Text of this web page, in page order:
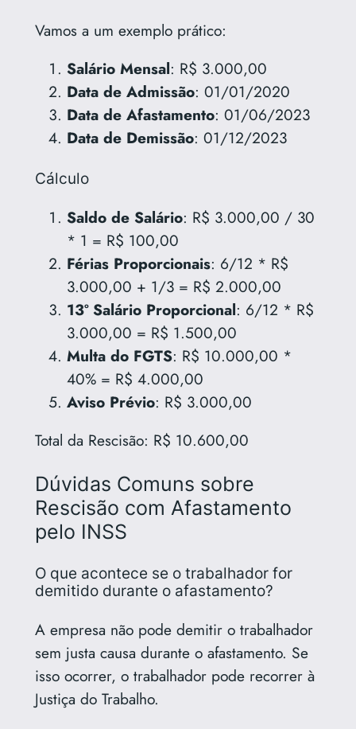
Vamos a um exemplo prático:
Salário Mensal: R$ 3.000,00
Data de Admissão: 01/01/2020
Data de Afastamento: 01/06/2023
Data de Demissão: 01/12/2023
Cálculo
Saldo de Salário: R$ 3.000,00 / 30
* 1 = R$ 100,00
Férias Proporcionais: 6/12 * R$
3.000,00 + 1/3 = R$ 2.000,00
13º Salário Proporcional: 6/12 * R$
3.000,00 = R$ 1.500,00
Multa do FGTS: R$ 10.000,00 *
40% = R$ 4.000,00
Aviso Prévio: R$ 3.000,00
Total da Rescisão: R$ 10.600,00
Dúvidas Comuns sobre
Rescisão com Afastamento
pelo INSS
O que acontece se o trabalhador for
demitido durante o afastamento?
A empresa não pode demitir o trabalhador
sem justa causa durante o afastamento. Se
isso ocorrer, o trabalhador pode recorrer à
Justiça do Trabalho.